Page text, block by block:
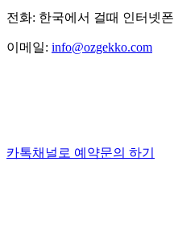
전화: 한국에서 걸때 인터넷폰
이메일: info@ozgekko.com
카톡채널로 예약문의 하기